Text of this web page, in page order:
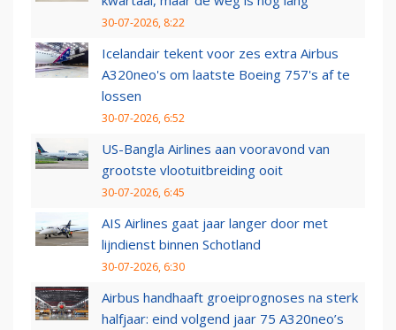
30-07-2026, 8:22
Icelandair tekent voor zes extra Airbus
A320neo's om laatste Boeing 757's af te
lossen
30-07-2026, 6:52
US-Bangla Airlines aan vooravond van
grootste vlootuitbreiding ooit
30-07-2026, 6:45
AIS Airlines gaat jaar langer door met
lijndienst binnen Schotland
30-07-2026, 6:30
Airbus handhaaft groeiprognoses na sterk
halfjaar: eind volgend jaar 75 A320neo’s